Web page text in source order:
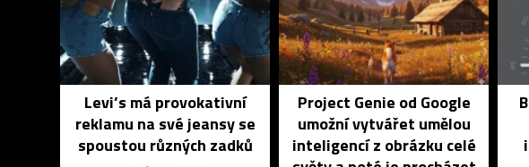
Levi’s má provokativní
reklamu na své jeansy se
spoustou různých zadků
Project Genie od Google
umožní vytvářet umělou
inteligencí z obrázku celé